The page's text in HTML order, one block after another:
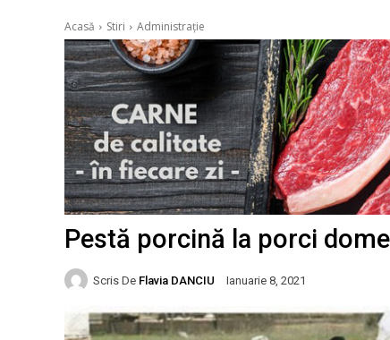
Acasă Stiri Administrație
Pestă porcină la porci
Scris De Flavia DANCIU Ianuarie 8, 2021